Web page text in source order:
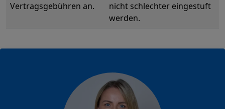
Vertragsgebühren an.
nicht schlechter eingestuft
werden.